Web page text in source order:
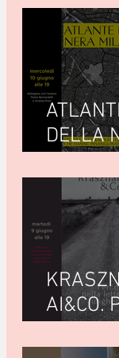
DELLA
Paternò
AI&CO.